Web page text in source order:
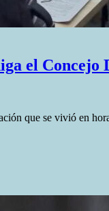
el Concejo
que se vivió en